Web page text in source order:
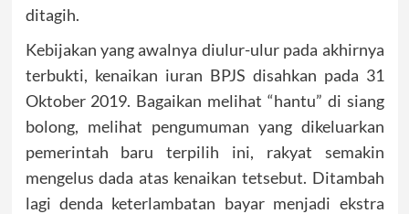
ditagih.
Kebijakan yang awalnya diulur-ulur pada akhirnya
terbukti, kenaikan iuran BPJS disahkan pada 31
Oktober 2019. Bagaikan melihat “hantu” di siang
bolong, melihat pengumuman yang dikeluarkan
pemerintah baru terpilih ini, rakyat semakin
mengelus dada atas kenaikan tetsebut. Ditambah
lagi denda keterlambatan bayar menjadi ekstra